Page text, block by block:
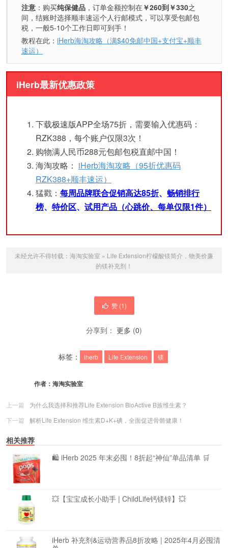
注意 ：购买纯保健品 ，订单金额控制在￥260到￥330之
间，结账时选择顺丰速运个人行邮模式，可以享受包邮包
税，一般5-10个工作日即可到手！
教程在此： iHerb海淘攻略（满$40免邮中国+支付宝+顺丰
速运）
iHerb最新优惠政策
下载极速版APP全场75折，需要输入优惠码：
RZK388，每个账户仅限3次！
购物满人民币288元包邮包税直邮中国！
海淘攻略： iHerb海淘攻略（95折优惠码
RZK388+顺丰速运）
猛戳： 每周品牌联合促销高达85折、 畅销排行
榜、 特价区、 试用产品（心跳价、每单仅限1件）
未经允许不得转载： 海淘实验室 » Life Extension柠檬酸镁简介，物美价廉
的镁补充剂！
赞 (1)
分享到： 更多 (0)
标签： iherb Life Extension 镁
作者： 海淘实验室
上一篇
为什么我选择和推荐Life Extension BioActive B族维生素？
下一篇
解析Life Extension 维生素D+K+碘，全面促进骨骼健康！
相关推荐
🛍️ iHerb 2025 年末必囤！8折起“神仙”单品清单 🛒
💥【宝宝成长小助手 | ChildLife钙镁锌】💥
iHerb 补充剂&运动营养品8折攻略 | 2025年4月必囤清